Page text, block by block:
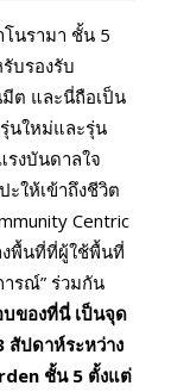
นรามา ชั้น 5
บรองรับ
ต และนี่ถือเป็น
นใหม่และรุ่น
งบันดาลใจ
ะให้เข้าถึงชีวิต
Centric
งพื้นที่ที่ผู้ใช้พื้นที่
ารณ์” ร่วมกัน
ของที่นี่ เป็นจุด
สัปดาห์ระหว่าง
ชั้น 5 ตั้งแต่